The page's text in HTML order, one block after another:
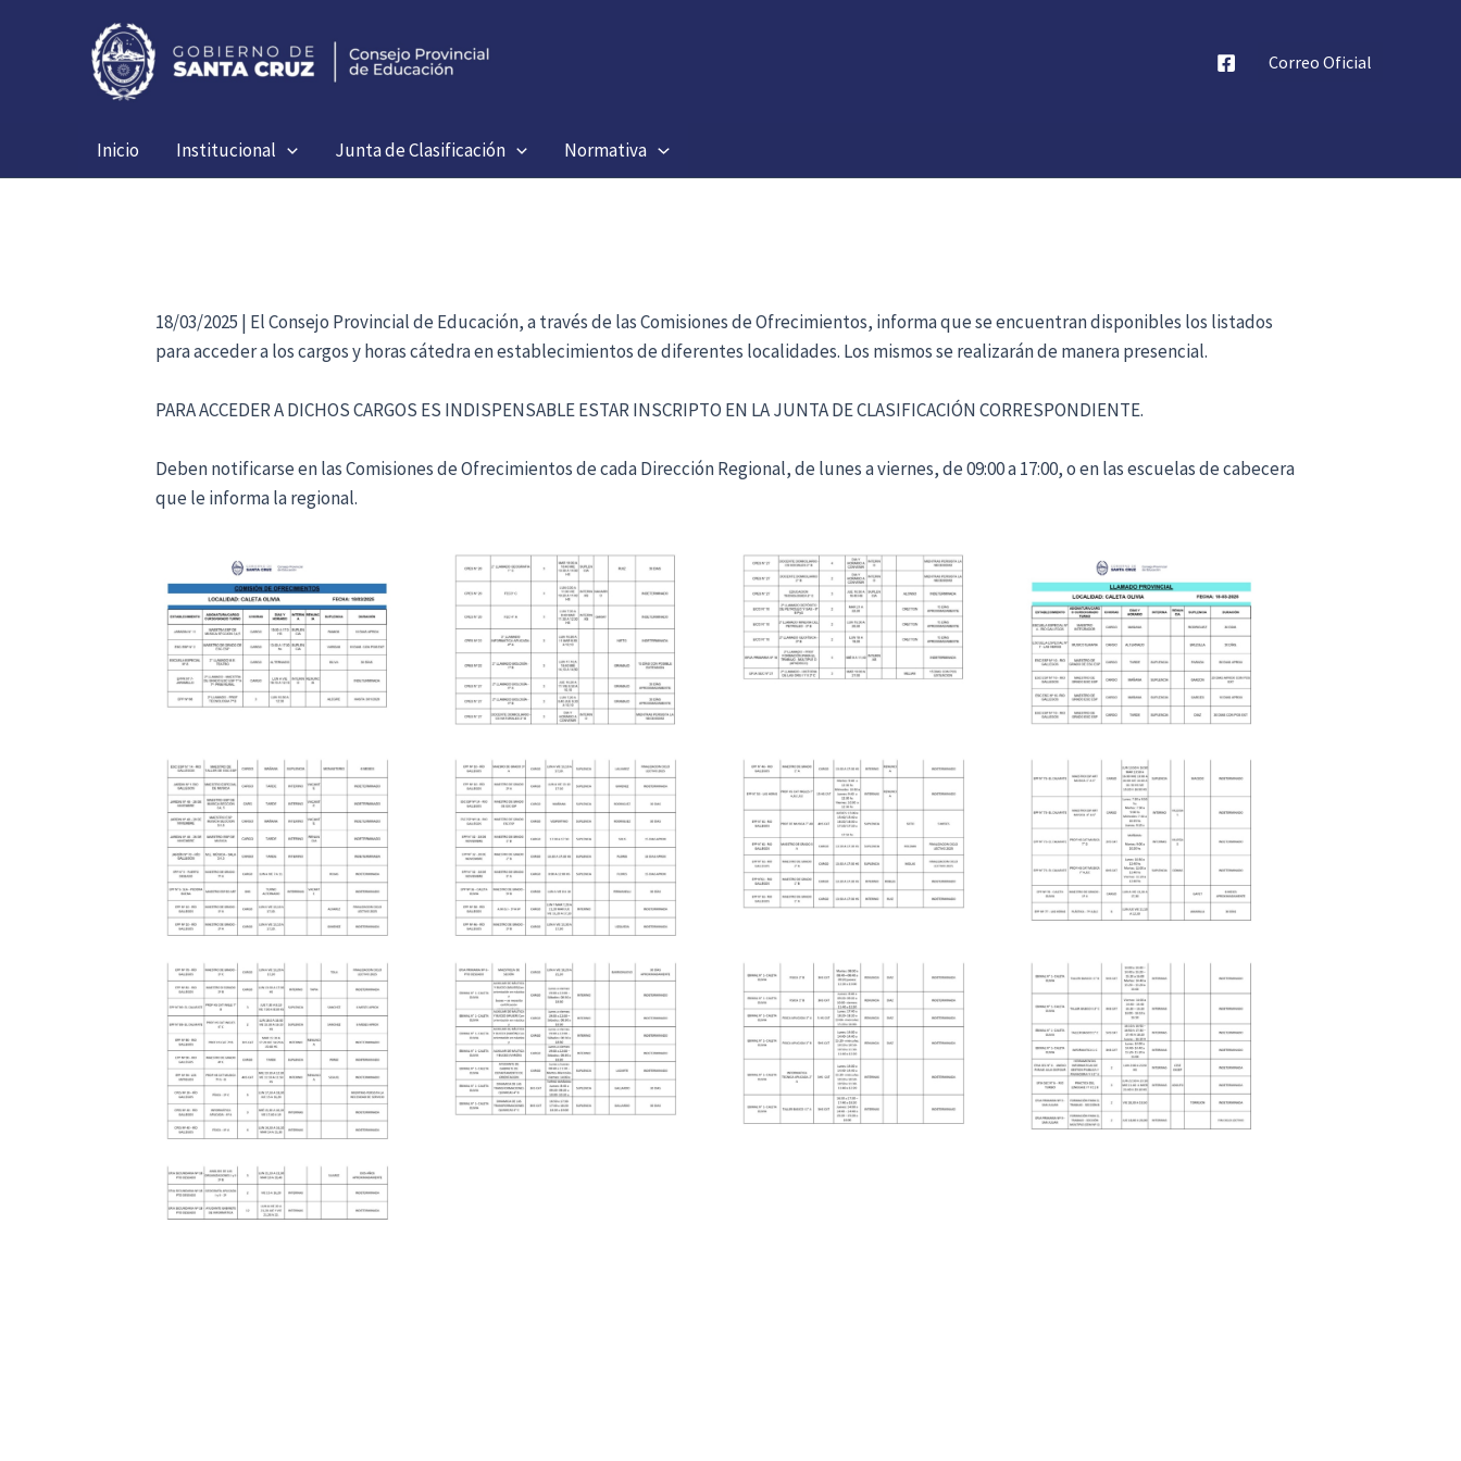
Correo Oficial
Inicio Institucional Junta de Clasificación Normativa
18/03/2025 | El Consejo Provincial de Educación, a través de las Comisiones de Ofrecimientos, informa que se encuentran disponibles los listados
para acceder a los cargos y horas cátedra en establecimientos de diferentes localidades. Los mismos se realizarán de manera presencial.
PARA ACCEDER A DICHOS CARGOS ES INDISPENSABLE ESTAR INSCRIPTO EN LA JUNTA DE CLASIFICACIÓN CORRESPONDIENTE.
Deben notificarse en las Comisiones de Ofrecimientos de cada Dirección Regional, de lunes a viernes, de 09:00 a 17:00, o en las escuelas de cabecera
que le informa la regional.